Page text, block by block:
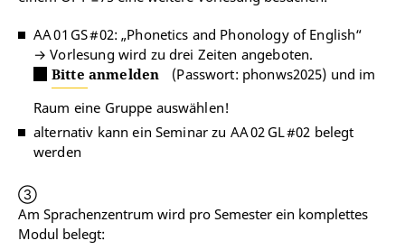
AA 01 GS #02: „Phonetics and Phonology of English“
→ Vorlesung wird zu drei Zeiten angeboten.
Bitte anmelden
(Passwort: phonws2025) und im
Raum eine Gruppe auswählen!
alternativ kann ein Seminar zu AA 02 GL #02 belegt
werden
③
Am Sprachenzentrum wird pro Semester ein komplettes
Modul belegt: